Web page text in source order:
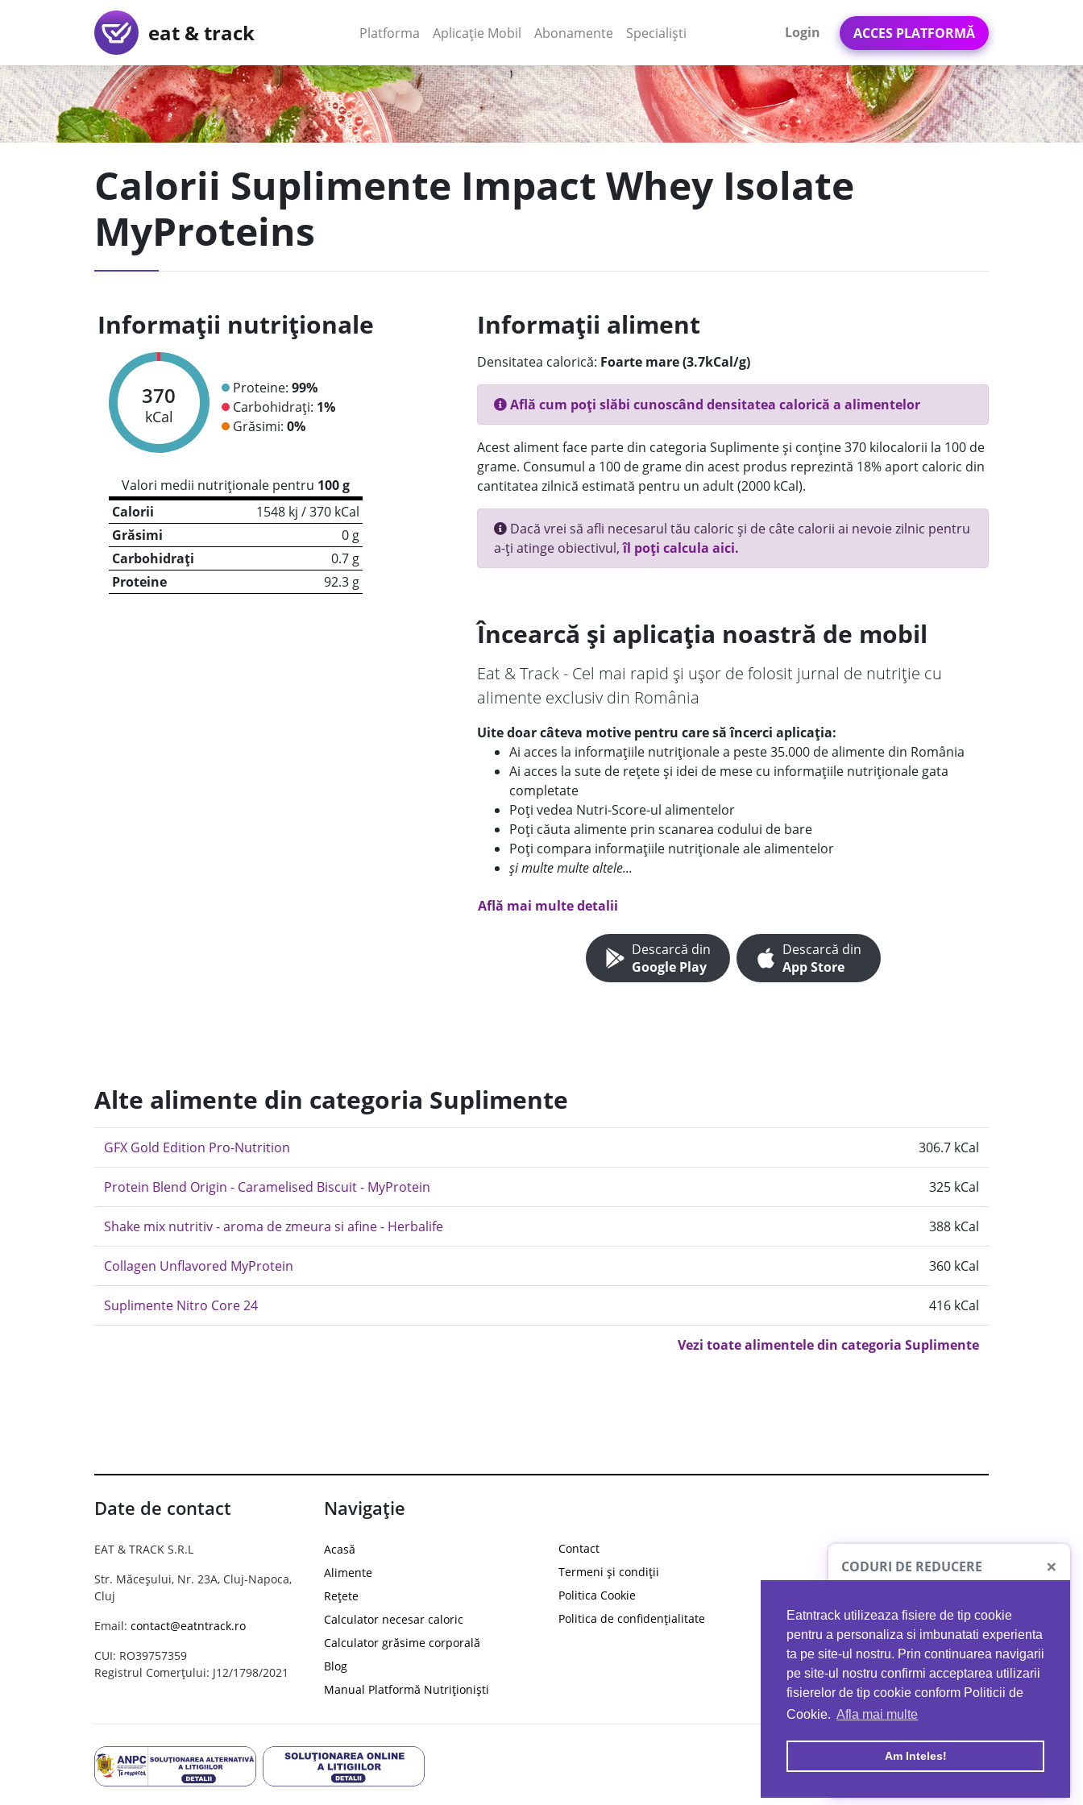
Eatntrack utilizeaza fisiere de tip cookie
pentru a personaliza si imbunatati experienta
ta pe site-ul nostru. Prin continuarea navigarii
pe site-ul nostru confirmi acceptarea utilizarii
fisierelor de tip cookie conform Politicii de
Cookie. Afla mai multe
Am Inteles!
eat & track Platforma (current)
Aplicație Mobil (current)
Abonamente Specialiști Login ACCES PLATFORMĂ
Calorii Suplimente Impact Whey Isolate
MyProteins
Informații nutriționale
370
kCal
Proteine: 99%
Carbohidrați: 1%
Grăsimi: 0%
Valori medii nutriționale pentru 100 g
Calorii
1548 kj / 370 kCal
Grăsimi
0 g
Carbohidrați
0.7 g
Proteine
92.3 g
Informații aliment
Densitatea calorică: Foarte mare (3.7kCal/g)
Află cum poți slăbi cunoscând densitatea calorică a alimentelor
Acest aliment face parte din categoria Suplimente și conține 370 kilocalorii la 100 de
grame. Consumul a 100 de grame din acest produs reprezintă 18% aport caloric din
cantitatea zilnică estimată pentru un adult (2000 kCal).
Dacă vrei să afli necesarul tău caloric și de câte calorii ai nevoie zilnic pentru
a-ți atinge obiectivul,îl poți calcula aici.
Încearcă și aplicația noastră de mobil
Eat & Track - Cel mai rapid și ușor de folosit jurnal de nutriție cu
alimente exclusiv din România
Uite doar câteva motive pentru care să încerci aplicația:
Ai acces la informațiile nutriționale a peste 35.000 de alimente din România
Ai acces la sute de rețete și idei de mese cu informațiile nutriționale gata
completate
Poți vedea Nutri-Score-ul alimentelor
Poți căuta alimente prin scanarea codului de bare
Poți compara informațiile nutriționale ale alimentelor
și multe multe altele...
Află mai multe detalii
Descarcă din
Google Play
Descarcă din
App Store
Alte alimente din categoria Suplimente
GFX Gold Edition Pro-Nutrition 306.7 kCal
Protein Blend Origin - Caramelised Biscuit - MyProtein 325 kCal
Shake mix nutritiv - aroma de zmeura si afine - Herbalife 388 kCal
Collagen Unflavored MyProtein 360 kCal
Suplimente Nitro Core 24 416 kCal
Vezi toate alimentele din categoria Suplimente
Date de contact
EAT & TRACK S.R.L
Str. Măceșului, Nr. 23A, Cluj-Napoca,
Cluj
Email: contact@eatntrack.ro
CUI: RO39757359
Registrul Comerțului: J12/1798/2021
Navigație
Acasă
Alimente
Rețete
Calculator necesar caloric
Calculator grăsime corporală
Blog
Manual Platformă Nutriționiști
Contact
Termeni și condiții
Politica Cookie
Politica de confidențialitate
CODURI DE REDUCERE ×
PROTO41
reducere la orice comandă
EATNTRACK
MYPROTEIN
Ai40%reducere la orice comandă
folosind codul EATTRACK